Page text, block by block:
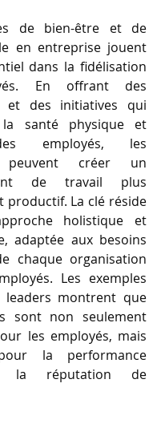
de bien-être et de
en entreprise jouent
dans la fidélisation
En offrant des
et des initiatives qui
la santé physique et
employés, les
peuvent créer un
de travail plus
productif. La clé réside
holistique et
adaptée aux besoins
chaque organisation
Les exemples
leaders montrent que
sont non seulement
les employés, mais
la performance
la réputation de